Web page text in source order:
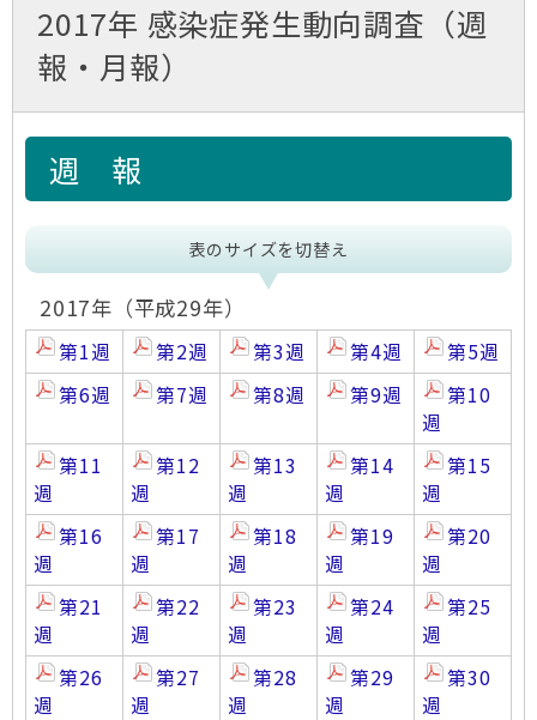
2017年 感染症発生動向調査（週
報・月報）
週 報
表のサイズを切替え
2017年（平成29年）
第1週 第2週 第3週 第4週
第5週
第6週
第7週 第8週 第9週
第10
週
第11
週
第12
週
第13
週
第14
週
第15
週
第16
週
第17
週
第18
週
第19
週
第20
週
第21
週
第22
週
第23
週
第24
週
第25
週
第26
週
第27
週
第28
週
第29
週
第30
週